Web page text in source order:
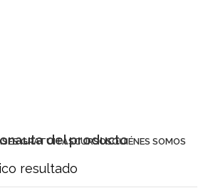
GRATUITASCURSOSQUIÉNES SOMOS
del producto
resultado